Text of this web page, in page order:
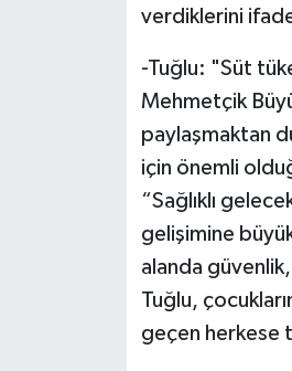
verdiklerini
-Tuğlu: "Süt
Mehmetçik
paylaşmaktan
için önemli
“Sağlıklı
gelişimine
alanda
Tuğlu,
geçen herkese